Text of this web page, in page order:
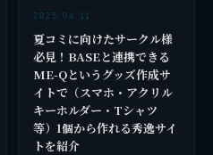
2025.04.11
夏コミに向けたサークル様
必見！BASEと連携できる
ME-Qというグッズ作成サ
イトで（スマホ・アクリル
キーホルダー・Tシャツ
等）1個から作れる秀逸サイ
トを紹介